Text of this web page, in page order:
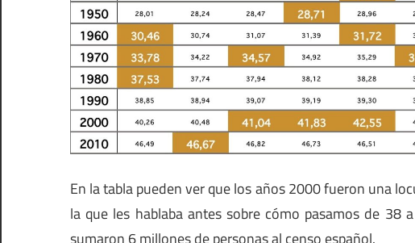
En la tabla pueden ver que los años 2000 fueron una
la que les hablaba antes sobre cómo pasamos de 38